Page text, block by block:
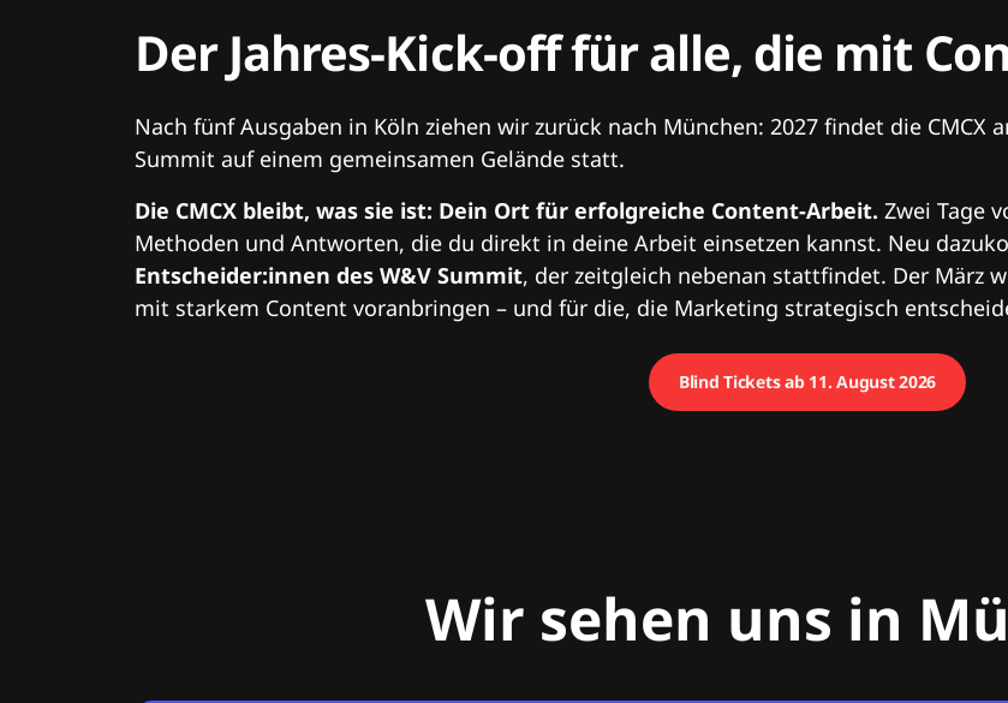
Der Jahres-Kick-off für alle, die mit
Nach fünf Ausgaben in Köln ziehen wir zurück nach München: 2027 findet die CMCX
Summit auf einem gemeinsamen Gelände statt.
Die CMCX bleibt, was sie ist: Dein Ort für erfolgreiche Content-Arbeit. Zwei Tage
Methoden und Antworten, die du direkt in deine Arbeit einsetzen kannst. Neu
Entscheider:innen des W&V Summit, der zeitgleich nebenan stattfindet. Der März
mit starkem Content voranbringen – und für die, die Marketing strategisch
Blind Tickets ab 11. August 2026
Wir sehen uns in